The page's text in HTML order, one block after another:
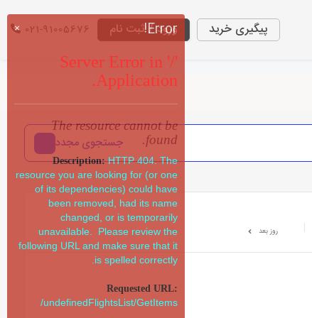
پیگیری خرید ورود / ثبت نام 021-91005676
جستجوی مجدد
روز بعد
× Error!
Server Error in '/'
Application.
The resource cannot be
found.
Description:HTTP 404. The
resource you are looking for (or one
of its dependencies) could have
been removed, had its name
changed, or is temporarily
unavailable. Please review the
following URL and make sure that it
is spelled correctly.
Requested URL:
/undefinedFlightsList/GetItems